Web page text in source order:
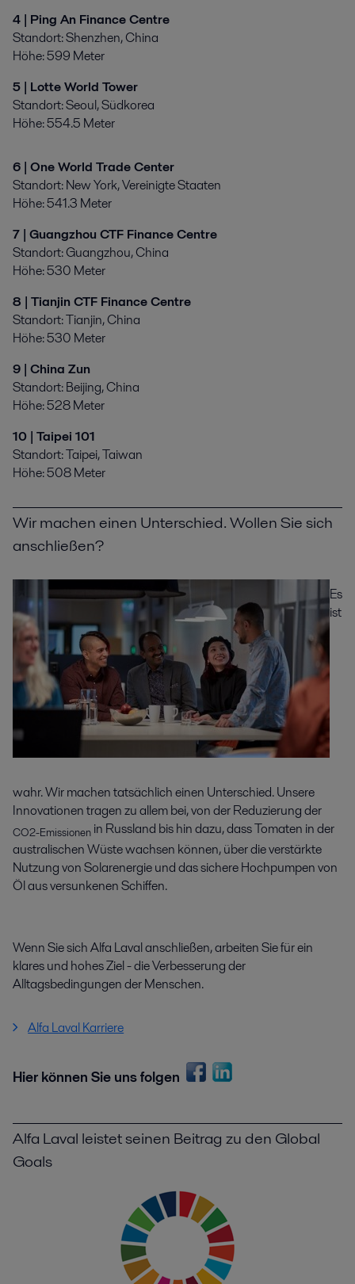
4 | Ping An Finance Centre
Standort: Shenzhen, China
Höhe: 599 Meter
5 | Lotte World Tower
Standort: Seoul, Südkorea
Höhe: 554.5 Meter
6 | One World Trade Center
Standort: New York, Vereinigte Staaten
Höhe: 541.3 Meter
7 | Guangzhou CTF Finance Centre
Standort: Guangzhou, China
Höhe: 530 Meter
8 | Tianjin CTF Finance Centre
Standort: Tianjin, China
Höhe: 530 Meter
9 | China Zun
Standort: Beijing, China
Höhe: 528 Meter
10 | Taipei 101
Standort: Taipei, Taiwan
Höhe: 508 Meter
Wir machen einen Unterschied. Wollen Sie sich
anschließen?
Es
ist
wahr. Wir machen tatsächlich einen Unterschied. Unsere
Innovationen tragen zu allem bei, von der Reduzierung der
CO2-Emissionen in Russland bis hin dazu, dass Tomaten in der
australischen Wüste wachsen können, über die verstärkte
Nutzung von Solarenergie und das sichere Hochpumpen von
Öl aus versunkenen Schiffen.
Wenn Sie sich Alfa Laval anschließen, arbeiten Sie für ein
klares und hohes Ziel - die Verbesserung der
Alltagsbedingungen der Menschen.
Alfa Laval Karriere
Hier können Sie uns folgen
Alfa Laval leistet seinen Beitrag zu den Global
Goals